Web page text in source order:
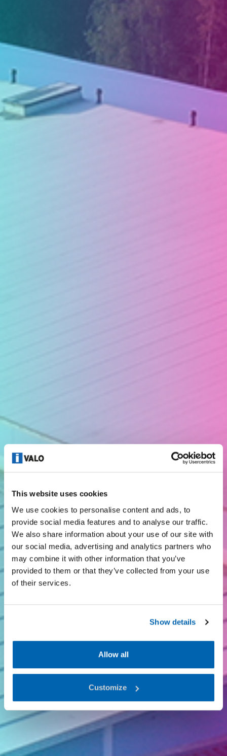
This website uses cookies
We use cookies to personalise content and ads, to
provide social media features and to analyse our traffic.
We also share information about your use of our site with
our social media, advertising and analytics partners who
may combine it with other information that you’ve
provided to them or that they’ve collected from your use
of their services.
Show details
Allow all
Customize
Since 1971